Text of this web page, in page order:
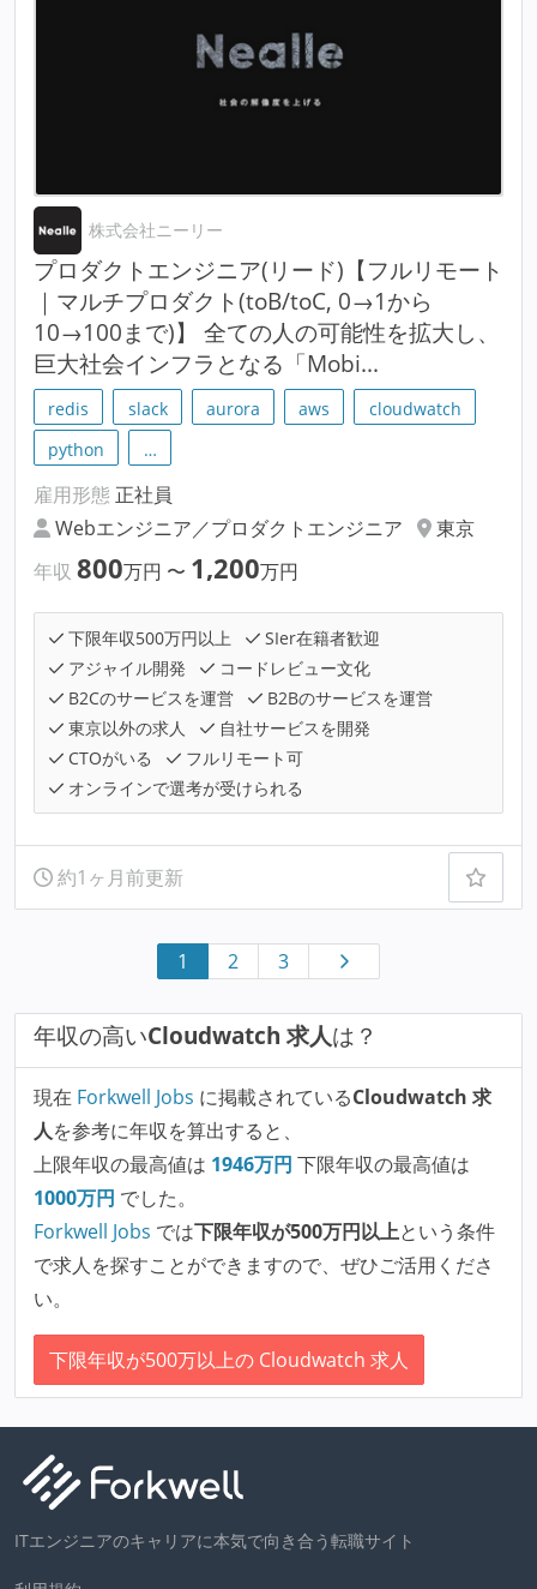
株式会社ニーリー
プロダクトエンジニア(リード)【フルリモート
｜マルチプロダクト(toB/toC, 0→1から
10→100まで)】 全ての人の可能性を拡大し、
巨大社会インフラとなる「Mobi...
redis slack aurora aws
cloudwatch
python
…
雇用形態 正社員
Webエンジニア／プロダクトエンジニア
東京
年収 800万円 〜 1,200万円
下限年収500万円以上
SIer在籍者歓迎
アジャイル開発
コードレビュー文化
B2Cのサービスを運営
B2Bのサービスを運営
東京以外の求人
自社サービスを開発
CTOがいる
フルリモート可
オンラインで選考が受けられる
約1ヶ月前更新
1 2 3
年収の高いCloudwatch 求人は？
現在 Forkwell Jobs に掲載されているCloudwatch 求
人を参考に年収を算出すると、
上限年収の最高値は 1946万円 下限年収の最高値は
1000万円 でした。
Forkwell Jobs では下限年収が500万円以上という条件
で求人を探すことができますので、ぜひご活用くださ
い。
下限年収が500万以上の Cloudwatch 求人
ITエンジニアのキャリアに本気で向き合う転職サイト